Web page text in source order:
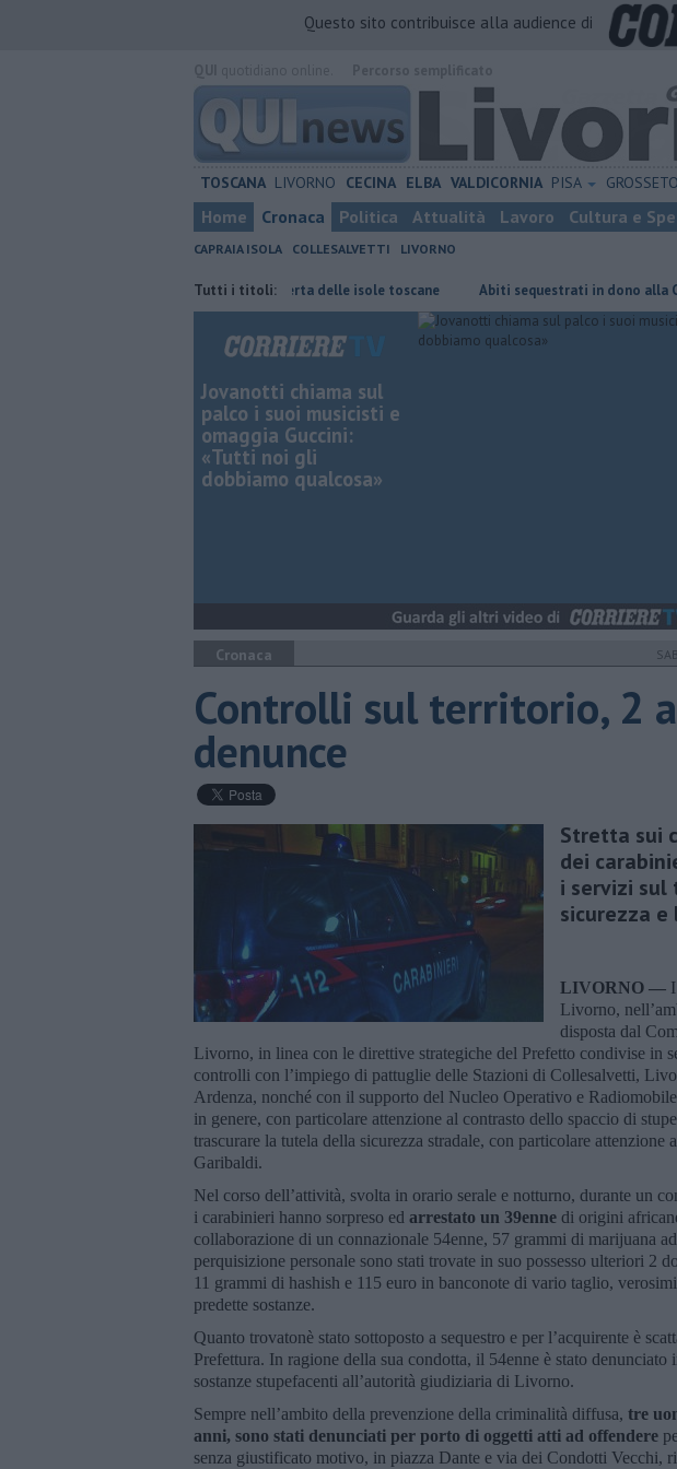
Questo sito contribuisce alla audience di
TOSCANA LIVORNO CECINA ELBA VALDICORNIA PISA GROSSETO
Home Cronaca Politica Attualità Lavoro Cultura e
CAPRAIA ISOLA COLLESALVETTI LIVORNO
Tutti i titoli:
Gara podistica alla scoperta delle isole toscane Abiti sequestrati in dono alla Caritas
Jovanotti chiama sul
palco i suoi musicisti e
omaggia Guccini:
«Tutti noi gli
dobbiamo qualcosa»
Cronaca
Controlli sul territorio, 2
denunce
Stretta sui
dei
i servizi
sicurezza
LIVORNO —
Livorno,
disposta dal
Livorno, in linea con le direttive strategiche del Prefetto condivise in
controlli con l’impiego di pattuglie delle Stazioni di Collesalvetti,
Ardenza, nonché con il supporto del Nucleo Operativo e
in genere, con particolare attenzione al contrasto dello spaccio di
trascurare la tutela della sicurezza stradale, con particolare attenzione
Garibaldi.
Nel corso dell’attività, svolta in orario serale e notturno, durante un
i carabinieri hanno sorpreso ed arrestato un 39enne di origini
collaborazione di un connazionale 54enne, 57 grammi di marijuana
perquisizione personale sono stati trovate in suo possesso ulteriori 2
11 grammi di hashish e 115 euro in banconote di vario taglio,
predette sostanze.
Quanto trovatonè stato sottoposto a sequestro e per l’acquirente è
Prefettura. In ragione della sua condotta, il 54enne è stato denunciato
sostanze stupefacenti all’autorità giudiziaria di Livorno.
Sempre nell’ambito della prevenzione della criminalità diffusa, tre
anni, sono stati denunciati per porto di oggetti atti ad offendere
senza giustificato motivo, in piazza Dante e via dei Condotti Vecchi,